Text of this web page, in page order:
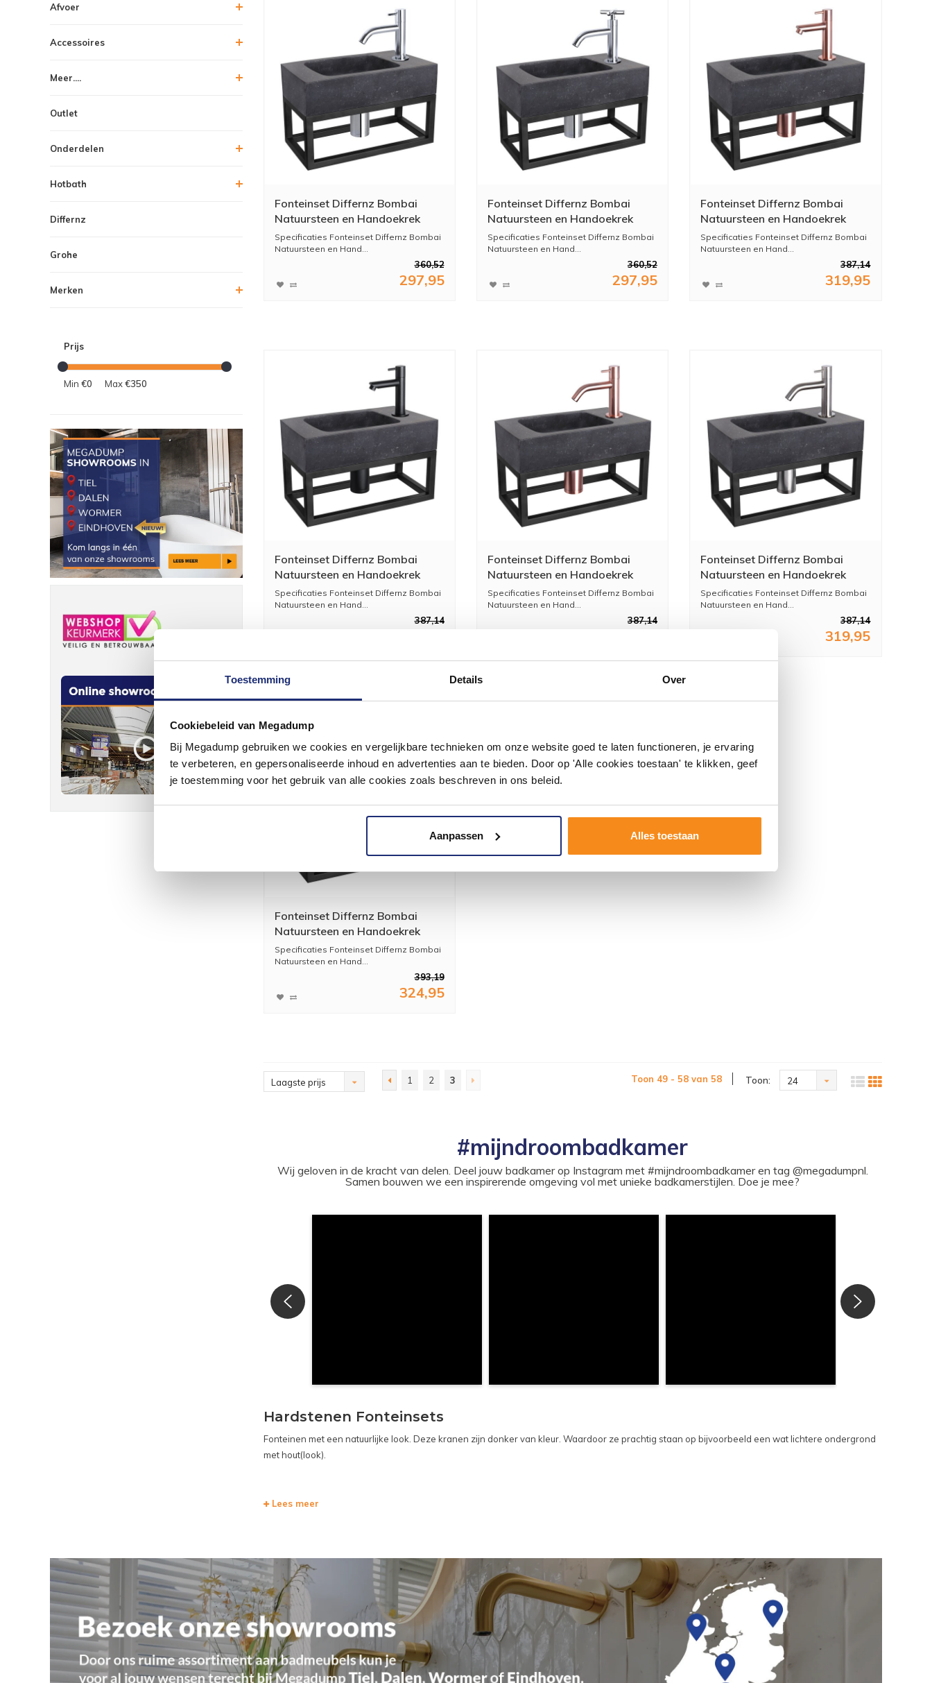
Toestemming Details Over
Cookiebeleid van Megadump
Bij Megadump gebruiken we cookies en vergelijkbare technieken om onze website goed te laten functioneren, je ervaring
te verbeteren, en gepersonaliseerde inhoud en advertenties aan te bieden. Door op 'Alle cookies toestaan' te klikken, geef
je toestemming voor het gebruik van alle cookies zoals beschreven in ons beleid.
Aanpassen Alles toestaan
Afvoer
Accessoires
Meer....
Outlet
Onderdelen
Hotbath
Differnz
Grohe
Merken
Prijs
Min €0 Max€350
Fonteinset Differnz Bombai
Natuursteen en Handoekrek
40x22x9 cm Zwart Met
Gebogen Kraan Chroom
Specificaties Fonteinset Differnz Bombai
Natuursteen en Hand...
360,52
297,95
Fonteinset Differnz Bombai
Natuursteen en Handoekrek
40x22x9 cm Zwart Met
Gebogen Kruis Kraan Chroom
Specificaties Fonteinset Differnz Bombai
Natuursteen en Hand...
360,52
297,95
Fonteinset Differnz Bombai
Natuursteen en Handoekrek
40x22x9 cm Zwart Met Rechte
Kraan Rood Koper
Specificaties Fonteinset Differnz Bombai
Natuursteen en Hand...
387,14
319,95
Fonteinset Differnz Bombai
Natuursteen en Handoekrek
40x22x9 cm Zwart Met Rechte
Kraan Mat Zwart
Specificaties Fonteinset Differnz Bombai
Natuursteen en Hand...
387,14
Fonteinset Differnz Bombai
Natuursteen en Handoekrek
40x22x9 cm Zwart Met
Gebogen Kraan Rood Koper
Specificaties Fonteinset Differnz Bombai
Natuursteen en Hand...
387,14
Fonteinset Differnz Bombai
Natuursteen en Handoekrek
40x22x9 cm Zwart Met
Gebogen Kraan Mat Chroom
Specificaties Fonteinset Differnz Bombai
Natuursteen en Hand...
387,14
319,95
Fonteinset Differnz Bombai
Natuursteen en Handoekrek
40x22x9 cm Zwart Met Rechte
Kraan Mat Goud
Specificaties Fonteinset Differnz Bombai
Natuursteen en Hand...
393,19
324,95
Laagste prijs 1 2 3 Toon 49 - 58 van 58 Toon: 24
#mijndroombadkamer
Wij geloven in de kracht van delen. Deel jouw badkamer op Instagram met #mijndroombadkamer en tag @megadumpnl.
Samen bouwen we een inspirerende omgeving vol met unieke badkamerstijlen. Doe je mee?
Hardstenen Fonteinsets
Fonteinen met een natuurlijke look. Deze kranen zijn donker van kleur. Waardoor ze prachtig staan op bijvoorbeeld een wat lichtere ondergrond
met hout(look).
Lees meer